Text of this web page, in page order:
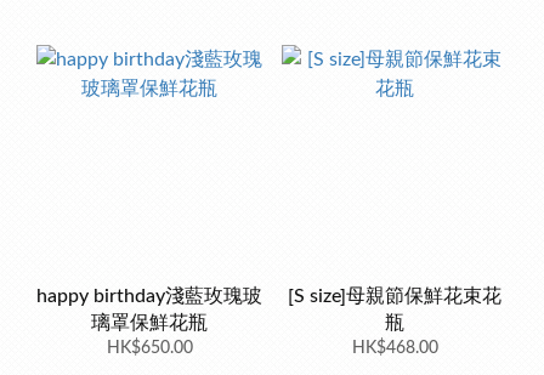
happy birthday淺藍玫瑰玻
璃罩保鮮花瓶
HK$650.00
[S size]母親節保鮮花束花
瓶
HK$468.00